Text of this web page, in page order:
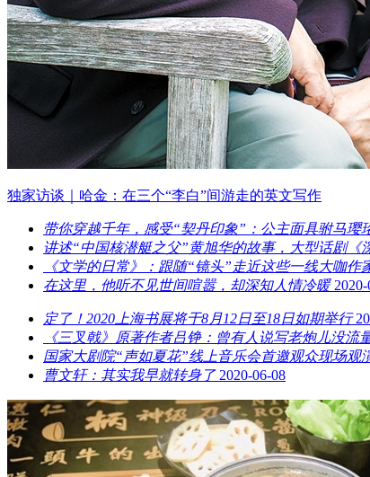
独家访谈｜哈金：在三个“李白”间游走的英文写作
带你穿越千年，感受“契丹印象”：公主面具驸马璎
讲述“中国核潜艇之父”黄旭华的故事，大型话剧《
《文学的日常》：跟随“镜头”走近这些一线大咖
在这里，他听不见世间喧嚣，却深知人情冷暖
定了！2020上海书展将于8月12日至18日如期举行
《三叉戟》原著作者吕铮：曾有人说写老炮儿没流
国家大剧院“声如夏花”线上音乐会首邀观众现场观
曹文轩：其实我早就转身了 2020-06-08